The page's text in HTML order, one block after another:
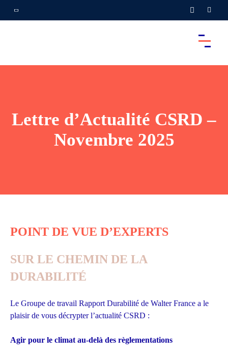
Lettre d’Actualité CSRD –
Novembre 2025
POINT DE VUE D’EXPERTS
SUR LE CHEMIN DE LA
DURABILITÉ
Le Groupe de travail Rapport Durabilité de Walter France a le
plaisir de vous décrypter l’actualité CSRD :
Agir pour le climat au-delà des règlementations